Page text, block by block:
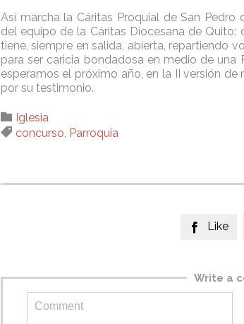
Así marcha la Cáritas Proquial de San
del equipo de la Cáritas Diocesana de
tiene, siempre en salida, abierta, repartiendo
para ser caricia bondadosa en medio de una
esperamos el próximo año, en la II versión
por su testimonio.
 Category
Iglesia
 Tags
concurso, Parroquia
 Like
Write a